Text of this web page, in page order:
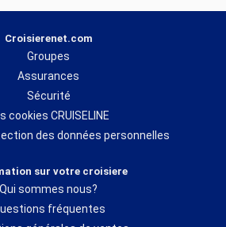
Croisierenet.com
Groupes
Assurances
Sécurité
cookies CRUISELINE
des données personnelles
sur votre croisiere
Qui sommes nous?
fréquentes